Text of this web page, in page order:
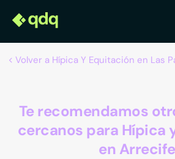
Volver a Hípica Y Equitación en Las
Te recomendamos
cercanos para Hípica
en Arrecife